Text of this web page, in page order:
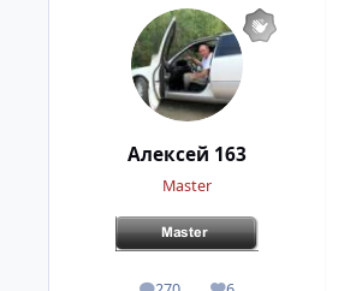
Алексей 163
Master